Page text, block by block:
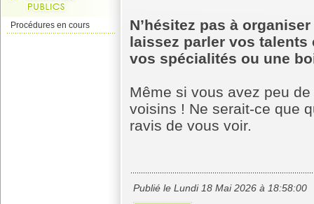
Procédures en cours
N’hésitez pas à
laissez parler vos
vos spécialités ou une
Même si vous avez peu
voisins ! Ne serait-ce que
ravis de vous voir.
Publié le Lundi 18 Mai 2026 à 18:58:00